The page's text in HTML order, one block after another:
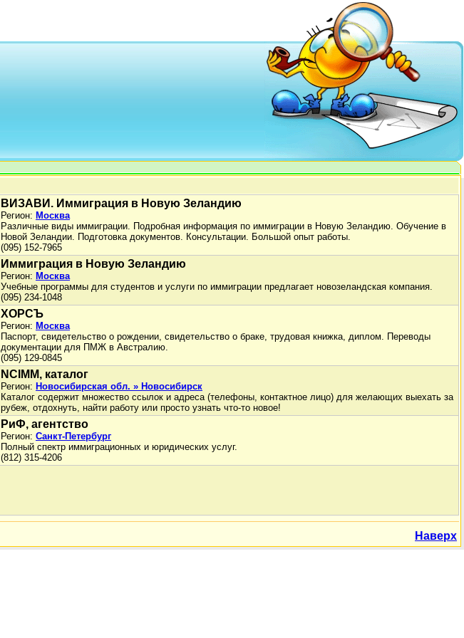
ВИЗАВИ. Иммиграция в Новую Зеландию
Регион: Москва
Различные виды иммиграции. Подробная информация по иммиграции в Новую Зеландию. Обучение в
Новой Зеландии. Подготовка документов. Консультации. Большой опыт работы.
(095) 152-7965
Иммиграция в Новую Зеландию
Регион: Москва
Учебные программы для студентов и услуги по иммиграции предлагает новозеландская компания.
(095) 234-1048
ХОРСЪ
Регион: Москва
Паспорт, свидетельство о рождении, свидетельство о браке, трудовая книжка, диплом. Переводы
документации для ПМЖ в Австралию.
(095) 129-0845
NCIMM, каталог
Регион: Новосибирская обл. » Новосибирск
Каталог содержит множество ссылок и адреса (телефоны, контактное лицо) для желающих выехать за
рубеж, отдохнуть, найти работу или просто узнать что-то новое!
РиФ, агентство
Регион: Санкт-Петербург
Полный спектр иммиграционных и юридических услуг.
(812) 315-4206
Наверх